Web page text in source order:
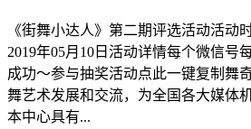
《街舞小达人》第二期评选活动活
2019年05月10日活动详情每个微信号
成功～参与抽奖活动点此一键复制舞
舞艺术发展和交流，为全国各大媒体
本中心具有...